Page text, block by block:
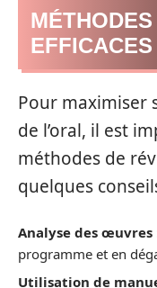
Pour maximiser
de l’oral, il est
méthodes de
quelques
Analyse des œuvres
programme et en
Utilisation de